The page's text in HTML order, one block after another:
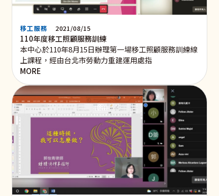
移工服務 2021/08/15
110年度移工照顧服務訓練
本中心於110年8月15日辦理第一場移工照顧服務訓練線
上課程，經由台北市勞動力重建運用處指
MORE